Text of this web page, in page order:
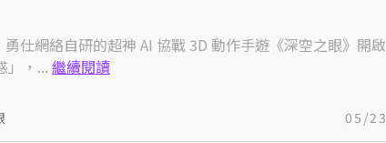
仕網絡自研的超神 AI 協戰 3D 動作手遊《深空之眼》開啟
」，... 繼續閱讀
05/23